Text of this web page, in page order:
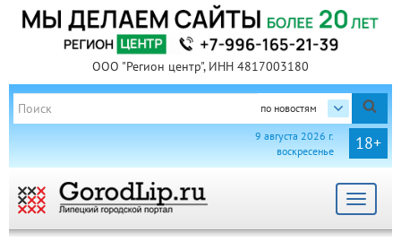
ООО "Регион центр", ИНН 4817003180
по новостям
18+
9 августа 2026 г.
воскресенье
Toggle